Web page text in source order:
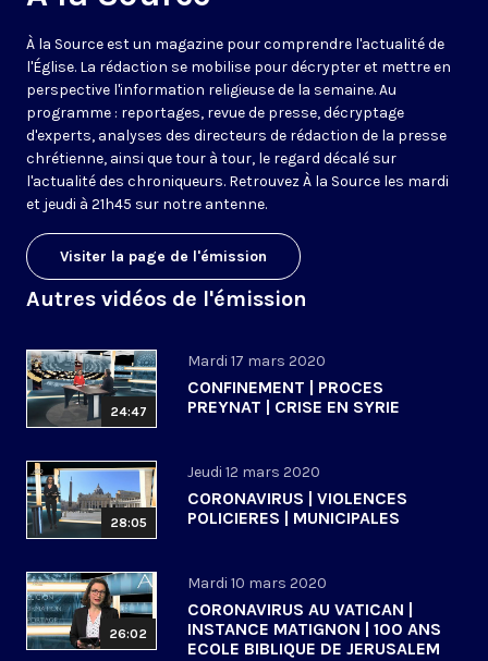
À la Source est un magazine pour comprendre l'actualité de
l'Église. La rédaction se mobilise pour décrypter et mettre en
perspective l'information religieuse de la semaine. Au
programme : reportages, revue de presse, décryptage
d'experts, analyses des directeurs de rédaction de la presse
chrétienne, ainsi que tour à tour, le regard décalé sur
l'actualité des chroniqueurs. Retrouvez À la Source les mardi
et jeudi à 21h45 sur notre antenne.
Visiter la page de l'émission
Autres vidéos de l'émission
24:47
Mardi 17 mars 2020
CONFINEMENT | PROCES
PREYNAT | CRISE EN SYRIE
28:05
Jeudi 12 mars 2020
CORONAVIRUS | VIOLENCES
POLICIERES | MUNICIPALES
26:02
Mardi 10 mars 2020
CORONAVIRUS AU VATICAN |
INSTANCE MATIGNON | 100 ANS
ECOLE BIBLIQUE DE JERUSALEM